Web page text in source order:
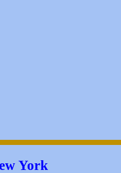
York